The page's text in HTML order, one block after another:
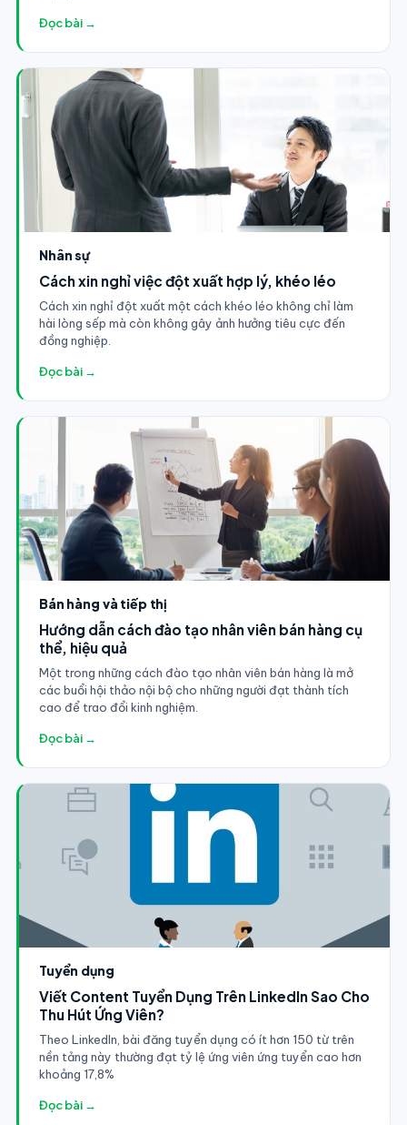
Đọc bài →
Nhân sự
Cách xin nghỉ việc đột xuất hợp lý, khéo léo
Cách xin nghỉ đột xuất một cách khéo léo không chỉ làm
hài lòng sếp mà còn không gây ảnh hưởng tiêu cực đến
đồng nghiệp.
Đọc bài →
Bán hàng và tiếp thị
Hướng dẫn cách đào tạo nhân viên bán hàng cụ
thể, hiệu quả
Một trong những cách đào tạo nhân viên bán hàng là mở
các buổi hội thảo nội bộ cho những người đạt thành tích
cao để trao đổi kinh nghiệm.
Đọc bài →
Tuyển dụng
Viết Content Tuyển Dụng Trên LinkedIn Sao Cho
Thu Hút Ứng Viên?
Theo LinkedIn, bài đăng tuyển dụng có ít hơn 150 từ trên
nền tảng này thường đạt tỷ lệ ứng viên ứng tuyển cao hơn
khoảng 17,8%
Đọc bài →